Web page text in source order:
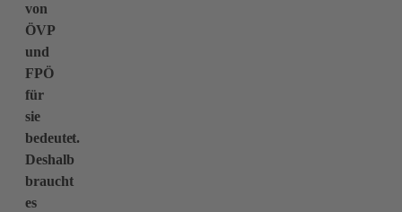
von
ÖVP
und
FPÖ
für
sie
bedeutet.
Deshalb
braucht
es